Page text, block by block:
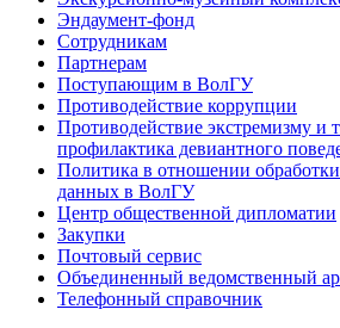
Эндаумент-фонд
Сотрудникам
Партнерам
Поступающим в ВолГУ
Противодействие коррупции
Противодействие экстремизму и
профилактика девиантного
Политика в отношении
данных в ВолГУ
Центр общественной дипломатии
Закупки
Почтовый сервис
Объединенный ведомственный
Телефонный справочник